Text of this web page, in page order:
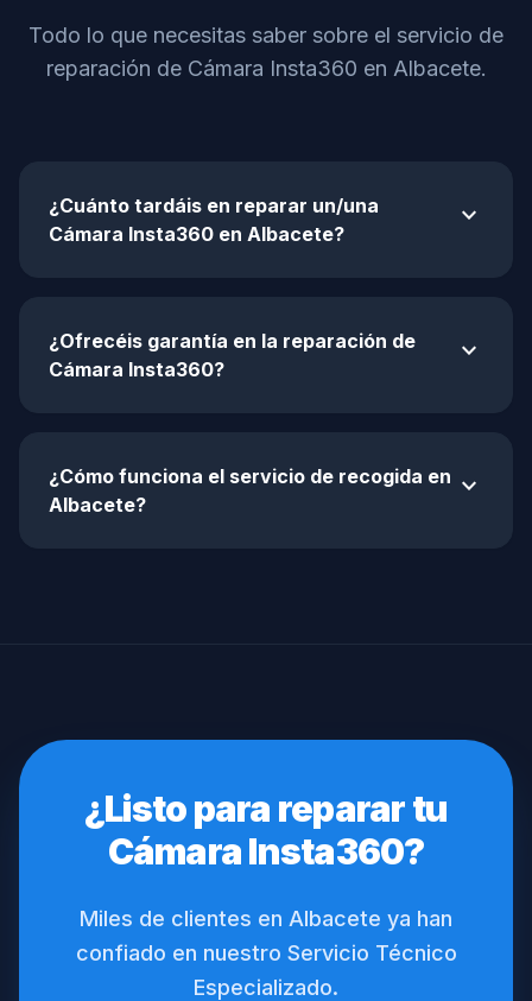
Todo lo que necesitas saber sobre el servicio de
reparación de Cámara Insta360 en Albacete.
¿Cuánto tardáis en reparar un/una
Cámara Insta360 en Albacete?
expand_more
¿Ofrecéis garantía en la reparación de
Cámara Insta360?
expand_more
¿Cómo funciona el servicio de recogida en
Albacete?
expand_more
¿Listo para reparar tu
Cámara Insta360?
Miles de clientes en Albacete ya han
confiado en nuestro Servicio Técnico
Especializado.